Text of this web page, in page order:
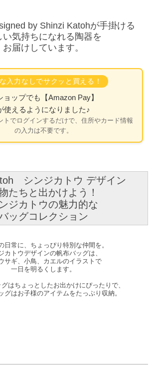
by Shinzi Katohが手掛ける
い気持ちになれる陶器を
お届けしています。
入力なしでサクッと買える！
ョップでも
【Amazon Pay】
使えるようになりました♪
トでログインするだけで、住所やカード情報
の入力は不要です。
シンジカトウ デザイン
たちと出かけよう！
ジカトウの魅力的な
ッグコレクション
日常に、ちょっぴり特別な仲間を。
カトウデザインの帆布バッグは、
サギ、小鳥、カエルのイラストで
一日を明るくします。
はちょっとしたお出かけにぴったりで、
グはお子様のアイテムをたっぷり収納。